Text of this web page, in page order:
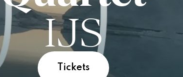
IJS
Tickets